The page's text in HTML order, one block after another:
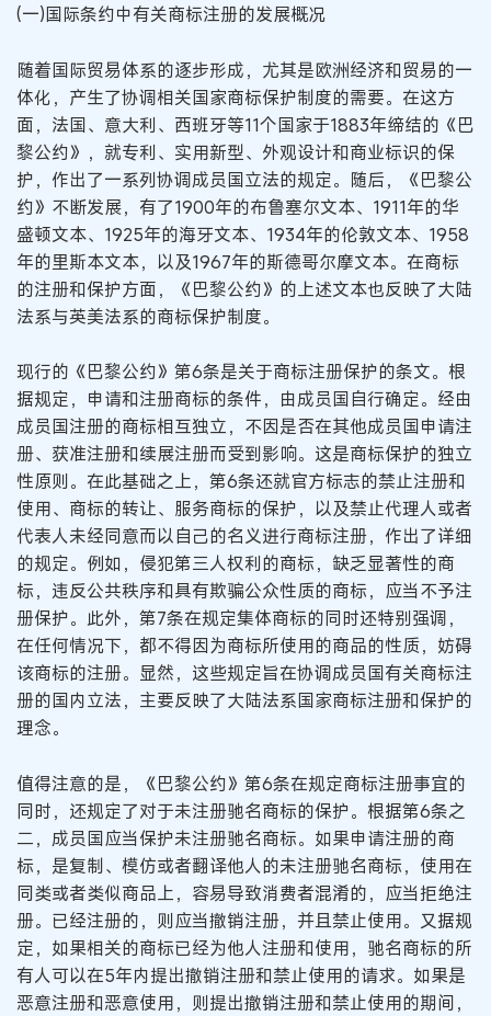
(一)国际条约中有关商标注册的发展概况
随着国际贸易体系的逐步形成，尤其是欧洲经济和贸易的一
体化，产生了协调相关国家商标保护制度的需要。在这方
面，法国、意大利、西班牙等11个国家于1883年缔结的《巴
黎公约》，就专利、实用新型、外观设计和商业标识的保
护，作出了一系列协调成员国立法的规定。随后，《巴黎公
约》不断发展，有了1900年的布鲁塞尔文本、1911年的华
盛顿文本、1925年的海牙文本、1934年的伦敦文本、1958
年的里斯本文本，以及1967年的斯德哥尔摩文本。在商标
的注册和保护方面，《巴黎公约》的上述文本也反映了大陆
法系与英美法系的商标保护制度。
现行的《巴黎公约》第6条是关于商标注册保护的条文。根
据规定，申请和注册商标的条件，由成员国自行确定。经由
成员国注册的商标相互独立，不因是否在其他成员国申请注
册、获准注册和续展注册而受到影响。这是商标保护的独立
性原则。在此基础之上，第6条还就官方标志的禁止注册和
使用、商标的转让、服务商标的保护，以及禁止代理人或者
代表人未经同意而以自己的名义进行商标注册，作出了详细
的规定。例如，侵犯第三人权利的商标，缺乏显著性的商
标，违反公共秩序和具有欺骗公众性质的商标，应当不予注
册保护。此外，第7条在规定集体商标的同时还特别强调，
在任何情况下，都不得因为商标所使用的商品的性质，妨碍
该商标的注册。显然，这些规定旨在协调成员国有关商标注
册的国内立法，主要反映了大陆法系国家商标注册和保护的
理念。
值得注意的是，《巴黎公约》第6条在规定商标注册事宜的
同时，还规定了对于未注册驰名商标的保护。根据第6条之
二，成员国应当保护未注册驰名商标。如果申请注册的商
标，是复制、模仿或者翻译他人的未注册驰名商标，使用在
同类或者类似商品上，容易导致消费者混淆的，应当拒绝注
册。已经注册的，则应当撤销注册，并且禁止使用。又据规
定，如果相关的商标已经为他人注册和使用，驰名商标的所
有人可以在5年内提出撤销注册和禁止使用的请求。如果是
恶意注册和恶意使用，则提出撤销注册和禁止使用的期间，